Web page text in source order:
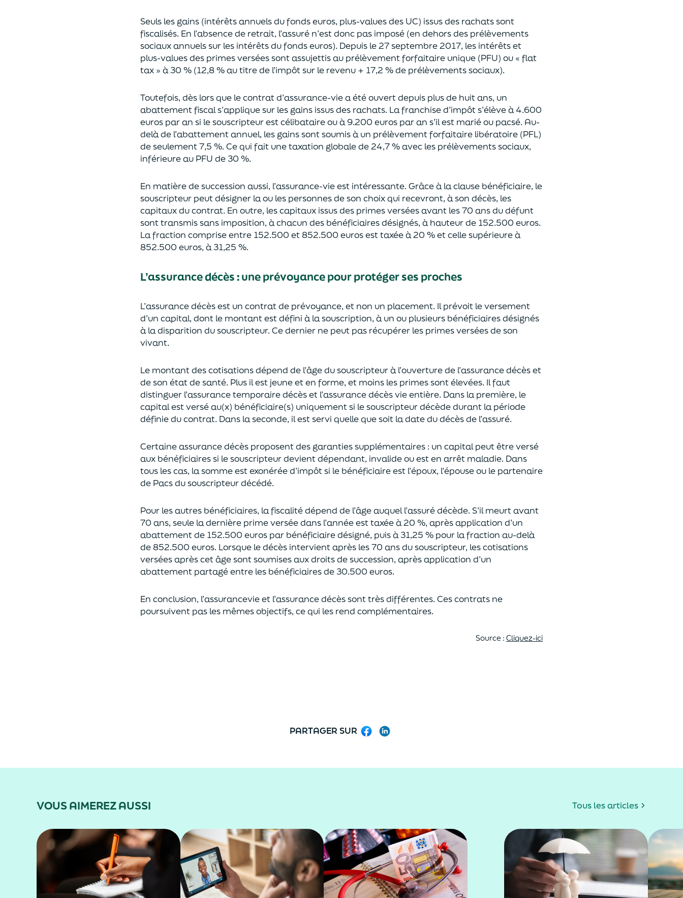
Seuls les gains (intérêts annuels du fonds euros, plus-values des UC) issus des rachats sont
fiscalisés. En l’absence de retrait, l’assuré n’est donc pas imposé (en dehors des prélèvements
sociaux annuels sur les intérêts du fonds euros). Depuis le 27 septembre 2017, les intérêts et
plus-values des primes verséessont assujettis au prélèvement forfaitaire unique (PFU) ou « flat
tax » à 30 % (12,8 % au titre de l’impôt sur le revenu + 17,2 % de prélèvements sociaux).
Toutefois, dès lors que le contrat d’assurance-vie a été ouvert depuis plus de huit ans, un
abattement fiscal s’applique sur les gains issus des rachats. La franchise d’impôts’élève à 4.600
euros par an si le souscripteurest célibataire ou à 9.200 euros par an s’il est marié ou pacsé. Au-
delàde l’abattement annuel, les gains sont soumis à un prélèvement forfaitaire libératoire (PFL)
de seulement 7,5 %. Ce qui fait une taxation globale de24,7 % avec les prélèvements sociaux,
inférieure au PFU de 30 %.
En matière de succession aussi, l’assurance-vie est intéressante. Grâce à la clause bénéficiaire, le
souscripteur peut désigner la ou les personnes de son choix qui recevront, à son décès, les
capitaux du contrat. En outre, les capitaux issus des primes versées avant les 70 ans du défunt
sont transmis sans imposition, à chacun des bénéficiaires désignés, à hauteur de 152.500 euros.
La fraction comprise entre 152.500 et 852.500 eurosest taxée à 20 % et celle supérieure à
852.500 euros, à 31,25 %.
L’assurance décès :une prévoyancepour protéger ses proches
L’assurance décès est un contrat de prévoyance, et non un placement. Il prévoit le versement
d’un capital, dont le montant est défini à la souscription, à un ou plusieurs bénéficiaires désignés
à la disparition du souscripteur. Ce dernier ne peut pas récupérer les primes versées de son
vivant.
Le montant des cotisations dépend de l’âgedu souscripteur à l’ouverture de l’assurance décès et
de son état de santé. Plus il est jeuneet en forme, et moins les primes sont élevées. Il faut
distinguer l’assurance temporaire décès et l’assurancedécèsvie entière. Dans la première, le
capital estversé au(x) bénéficiaire(s) uniquementsi le souscripteur décède durant la période
définie du contrat. Dans la seconde, il est servi quelle que soit la date du décès de l’assuré.
Certaine assurance décès proposentdes garanties supplémentaires : un capitalpeut être versé
aux bénéficiaires si le souscripteur devient dépendant, invalide ouest en arrêt maladie. Dans
tous les cas, la somme est exonérée d’impôt si le bénéficiaire est l’époux, l’épouse ou le partenaire
de Pacsdu souscripteur décédé.
Pour les autres bénéficiaires, la fiscalité dépend de l’âgeauquell’assuré décède. S’il meurt avant
70 ans, seule la dernière prime versée dans l’année esttaxée à 20 %, après application d’un
abattement de 152.500 euros par bénéficiaire désigné, puis à 31,25 % pour la fraction au-delà
de852.500 euros. Lorsque le décès intervient après les 70 ans du souscripteur, les cotisations
versées après cet âge sont soumises aux droits de succession, après application d’un
abattement partagé entre les bénéficiaires de 30.500 euros.
En conclusion, l’assurancevie et l’assurance décès sont très différentes. Ces contrats ne
poursuivent pas les mêmes objectifs, ce qui les rend complémentaires.
Source : Cliquez-ici
PARTAGER SUR Facebook
VOUS AIMEREZ AUSSI Tous les articles